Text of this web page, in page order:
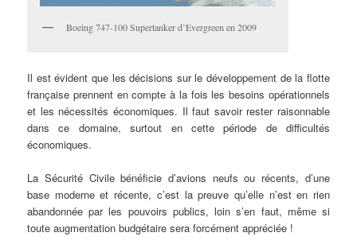
Boeing 747-100 Supertanker d’Evergreen en 2009
Il est évident que les décisions sur le développement de la flotte
française prennent en compte à la fois les besoins opérationnels
et les nécessités économiques. Il faut savoir rester raisonnable
dans ce domaine, surtout en cette période de difficultés
économiques.
La Sécurité Civile bénéficie d’avions neufs ou récents, d’une
base moderne et récente, c’est la preuve qu’elle n’est en rien
abandonnée par les pouvoirs publics, loin s’en faut, même si
toute augmentation budgétaire sera forcément appréciée !